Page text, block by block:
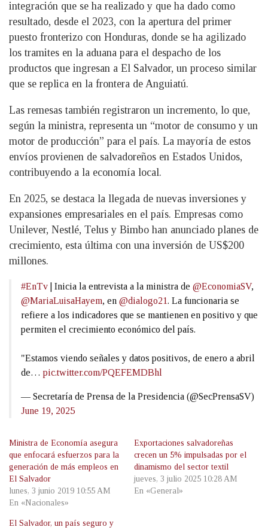
integración que se ha realizado y que ha dado como
resultado, desde el 2023, con la apertura del primer
puesto fronterizo con Honduras, donde se ha agilizado
los tramites en la aduana para el despacho de los
productos que ingresan a El Salvador, un proceso similar
que se replica en la frontera de Anguiatú.
Las remesas también registraron un incremento, lo que,
según la ministra, representa un “motor de consumo y un
motor de producción” para el país. La mayoría de estos
envíos provienen de salvadoreños en Estados Unidos,
contribuyendo a la economía local.
En 2025, se destaca la llegada de nuevas inversiones y
expansiones empresariales en el país. Empresas como
Unilever, Nestlé, Telus y Bimbo han anunciado planes de
crecimiento, esta última con una inversión de US$200
millones.
#EnTv | Inicia la entrevista a la ministra de @EconomiaSV,
@MariaLuisaHayem, en @dialogo21. La funcionaria se
refiere a los indicadores que se mantienen en positivo y que
permiten el crecimiento económico del país.
"Estamos viendo señales y datos positivos, de enero a abril
de… pic.twitter.com/PQEFEMDBhl
— Secretaría de Prensa de la Presidencia (@SecPrensaSV)
June 19, 2025
Ministra de Economía asegura
que enfocará esfuerzos para la
generación de más empleos en
El Salvador
lunes, 3 junio 2019 10:55 AM
En «Nacionales»
Exportaciones salvadoreñas
crecen un 5% impulsadas por el
dinamismo del sector textil
jueves, 3 julio 2025 10:28 AM
En «General»
El Salvador, un país seguro y